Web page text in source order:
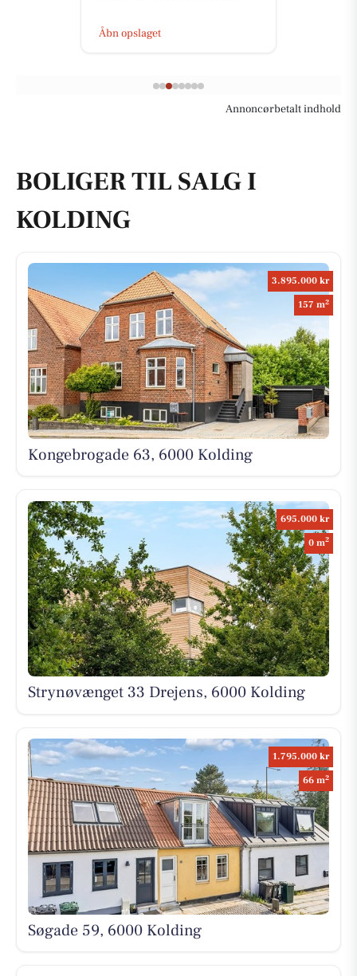
Åbn opslaget
Annoncørbetalt indhold
BOLIGER TIL SALG I
KOLDING
3.895.000 kr
157 m2
Kongebrogade 63, 6000 Kolding
695.000 kr
0 m2
Strynøvænget 33 Drejens, 6000 Kolding
1.795.000 kr
66 m2
Søgade 59, 6000 Kolding